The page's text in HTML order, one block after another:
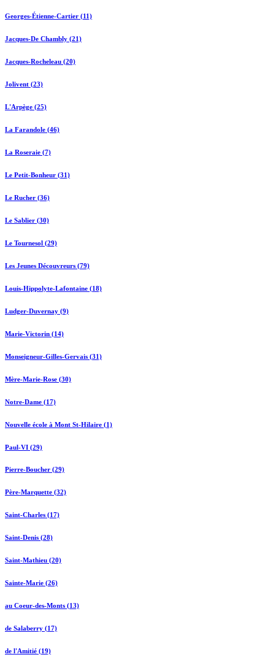
Georges-Étienne-Cartier (11)
Jacques-De Chambly (21)
Jacques-Rocheleau (20)
Jolivent (23)
L'Arpège (25)
La Farandole (46)
La Roseraie (7)
Le Petit-Bonheur (31)
Le Rucher (36)
Le Sablier (30)
Le Tournesol (29)
Les Jeunes Découvreurs (79)
Louis-Hippolyte-Lafontaine (18)
Ludger-Duvernay (9)
Marie-Victorin (14)
Monseigneur-Gilles-Gervais (31)
Mère-Marie-Rose (30)
Notre-Dame (17)
Nouvelle école à Mont St-Hilaire (1)
Paul-VI (29)
Pierre-Boucher (29)
Père-Marquette (32)
Saint-Charles (17)
Saint-Denis (28)
Saint-Mathieu (20)
Sainte-Marie (26)
au Coeur-des-Monts (13)
de Salaberry (17)
de l'Amitié (19)